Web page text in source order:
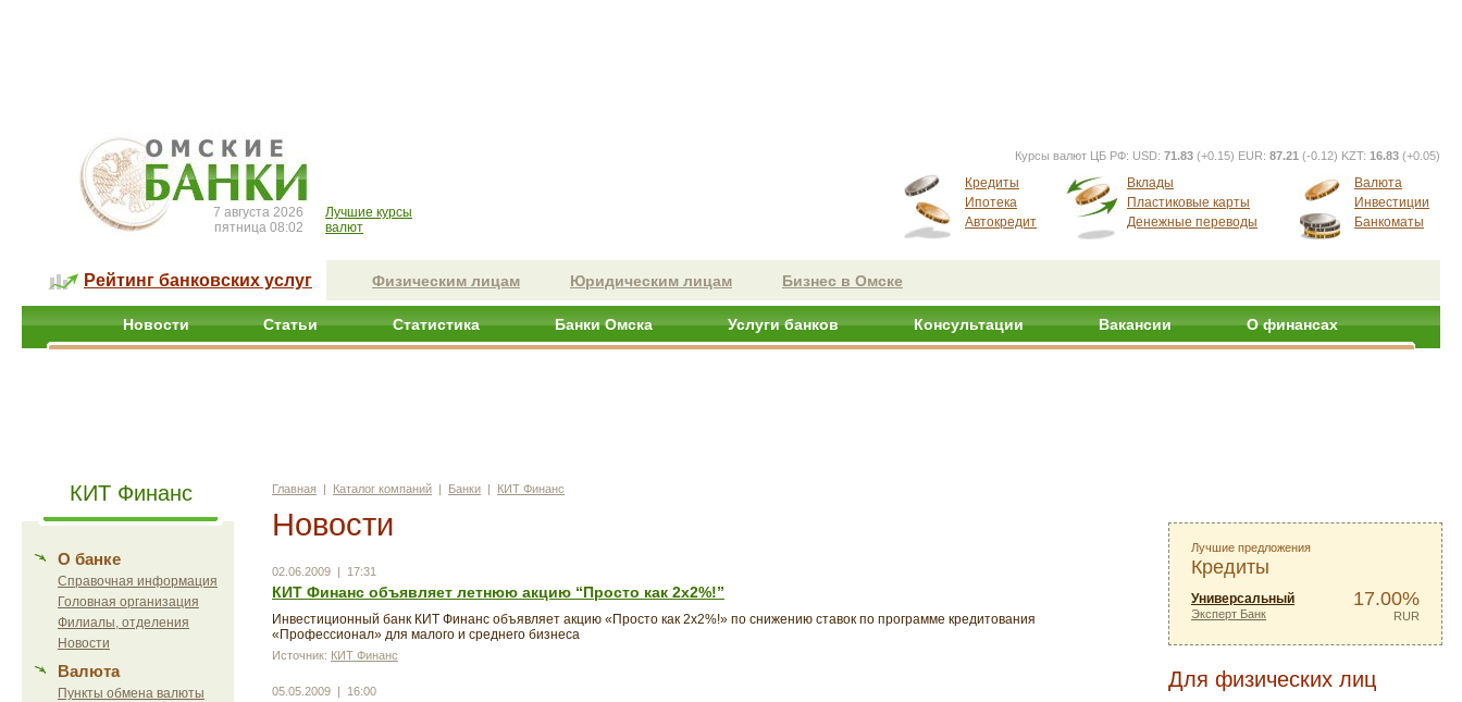
7 августа 2026
пятница 08:02
Лучшие курсы
валют
Курсы валют ЦБ РФ: USD: 71.83 (+0.15) EUR: 87.21 (-0.12) KZT: 16.83 (+0.05)
Кредиты
Ипотека
Автокредит
Вклады
Пластиковые карты
Денежные переводы
Валюта
Инвестиции
Банкоматы
Рейтинг банковских услуг Физическим лицам Юридическим лицам Бизнес в Омске
Новости Статьи Статистика Банки Омска Услуги банков Консультации Вакансии О финансах
КИТ Финанс
О банке
Справочная информация
Головная организация
Филиалы, отделения
Новости
Валюта
Пункты обмена валюты
Главная | Каталог компаний | Банки | КИТ Финанс
Новости
02.06.2009 | 17:31
КИТ Финанс объявляет летнюю акцию “Просто как 2х2%!”
Инвестиционный банк КИТ Финанс объявляет акцию «Просто как 2х2%!» по снижению ставок по программе кредитования
«Профессионал» для малого и среднего бизнеса
Источник: КИТ Финанс
05.05.2009 | 16:00
Лучшие предложения
Кредиты
Универсальный
Эксперт Банк
17.00%
RUR
Для физических лиц